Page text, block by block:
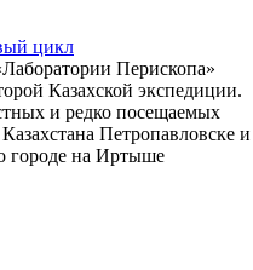
цикл
Перископа»
Казахской экспедиции.
и редко посещаемых
Петропавловске и
городе на Иртыше